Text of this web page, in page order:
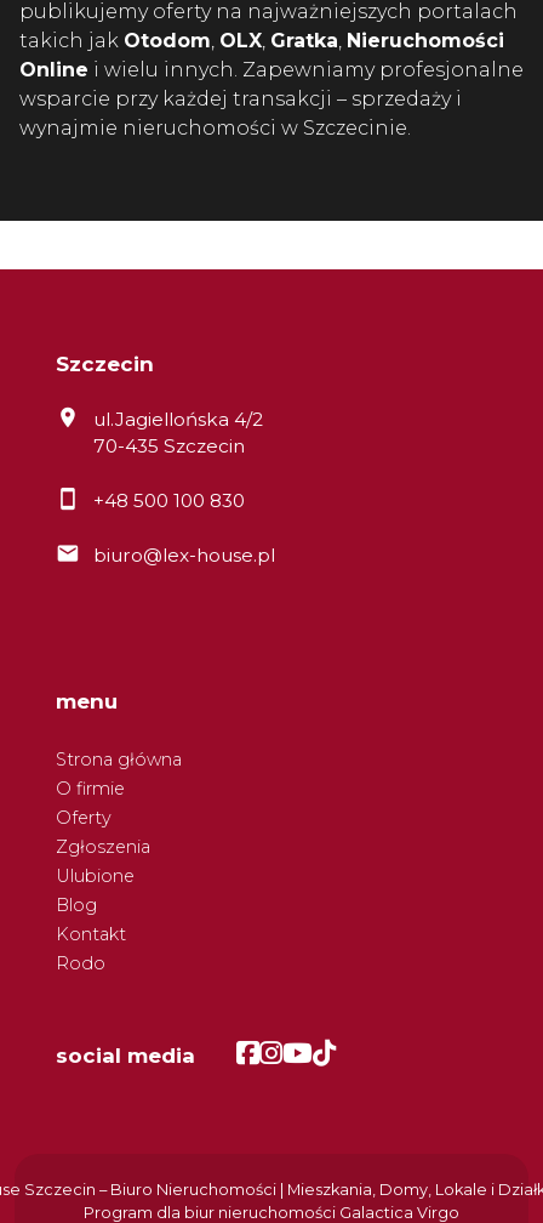
publikujemy oferty na najważniejszych portalach
takich jak Otodom, OLX, Gratka, Nieruchomości
Online i wielu innych. Zapewniamy profesjonalne
wsparcie przy każdej transakcji – sprzedaży i
wynajmie nieruchomości w Szczecinie.
Szczecin
ul.Jagiellońska 4/2
70-435 Szczecin
+48 500 100 830
biuro@lex-house.pl
menu
Strona główna
O firmie
Oferty
Zgłoszenia
Ulubione
Blog
Kontakt
Rodo
social media Facebook
Facebook
Facebook
Facebook
Szczecin – Biuro Nieruchomości | Mieszkania, Domy, Lokale i
Program dla biur nieruchomości Galactica Virgo